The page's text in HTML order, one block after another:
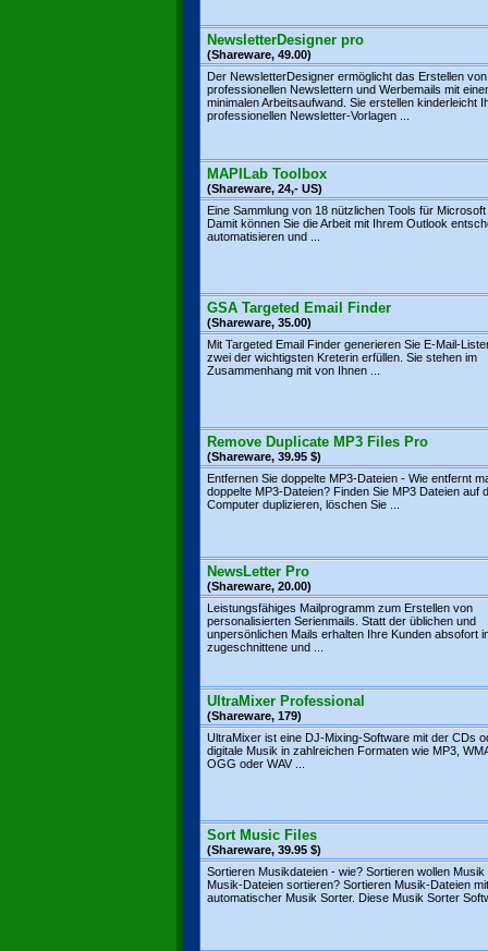
NewsletterDesigner pro
(Shareware, 49.00)
Der NewsletterDesigner ermöglicht das Erstellen von
professionellen Newslettern und Werbemails mit
minimalen Arbeitsaufwand. Sie erstellen kinderleicht
professionellen Newsletter-Vorlagen ...
MAPILab Toolbox
(Shareware, 24,- US)
Eine Sammlung von 18 nützlichen Tools für
Damit können Sie die Arbeit mit Ihrem Outlook
automatisieren und ...
GSA Targeted Email Finder
(Shareware, 35.00)
Mit Targeted Email Finder generieren Sie E-Mail-
zwei der wichtigsten Kreterin erfüllen. Sie stehen im
Zusammenhang mit von Ihnen ...
Remove Duplicate MP3 Files Pro
(Shareware, 39.95 $)
Entfernen Sie doppelte MP3-Dateien - Wie entfernt
doppelte MP3-Dateien? Finden Sie MP3 Dateien auf
Computer duplizieren, löschen Sie ...
NewsLetter Pro
(Shareware, 20.00)
Leistungsfähiges Mailprogramm zum Erstellen von
personalisierten Serienmails. Statt der üblichen und
unpersönlichen Mails erhalten Ihre Kunden absofort
zugeschnittene und ...
UltraMixer Professional
(Shareware, 179)
UltraMixer ist eine DJ-Mixing-Software mit der CDs
digitale Musik in zahlreichen Formaten wie MP3,
OGG oder WAV ...
Sort Music Files
(Shareware, 39.95 $)
Sortieren Musikdateien - wie? Sortieren wollen Musik
Musik-Dateien sortieren? Sortieren Musik-Dateien mit
automatischer Musik Sorter. Diese Musik Sorter